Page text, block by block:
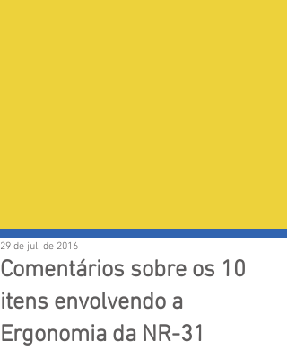
Comentários sobre os 10
itens envolvendo a
Ergonomia da NR-31
29 de jul. de 2016